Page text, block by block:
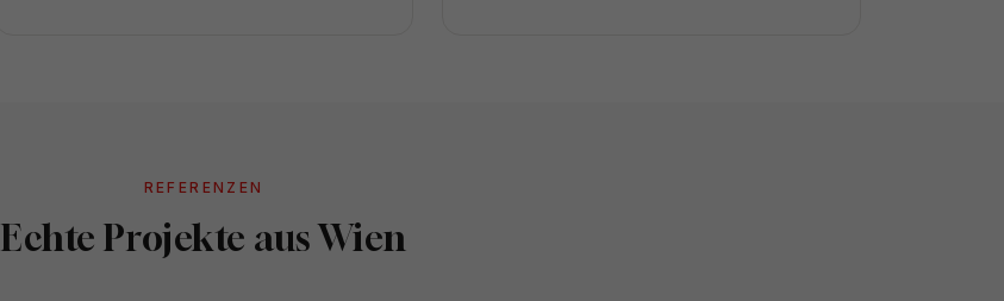
REFERENZEN
Echte Projekte aus Wien
Balkon